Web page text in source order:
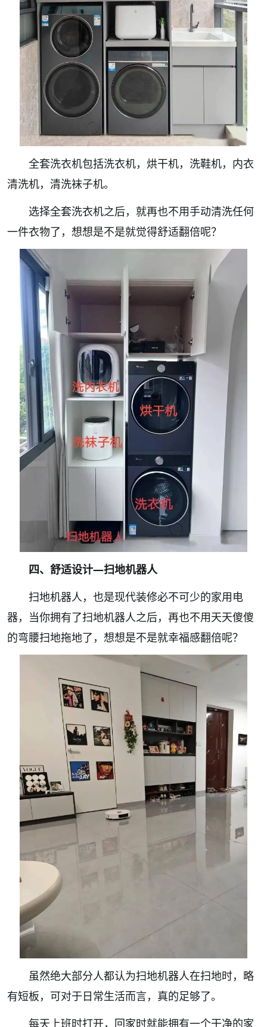
全套洗衣机包括洗衣机，烘干机，洗鞋机，内衣
清洗机，清洗袜子机。
选择全套洗衣机之后，就再也不用手动清洗任何
一件衣物了，想想是不是就觉得舒适翻倍呢？
四、舒适设计—扫地机器人
扫地机器人，也是现代装修必不可少的家用电
器，当你拥有了扫地机器人之后，再也不用天天傻傻
的弯腰扫地拖地了，想想是不是就幸福感翻倍呢？
虽然绝大部分人都认为扫地机器人在扫地时，略
有短板，可对于日常生活而言，真的足够了。
每天上班时打开，回家时就能拥有一个干净的家